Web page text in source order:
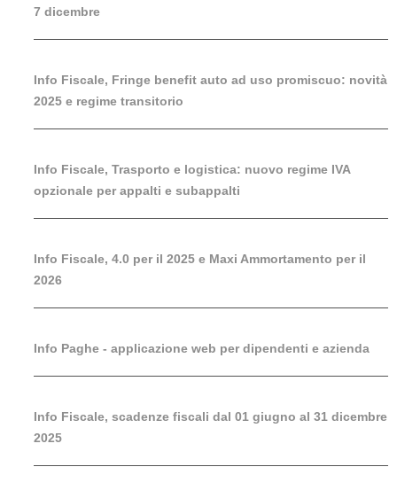
7 dicembre
Info Fiscale, Fringe benefit auto ad uso promiscuo: novità
2025 e regime transitorio
Info Fiscale, Trasporto e logistica: nuovo regime IVA
opzionale per appalti e subappalti
Info Fiscale, 4.0 per il 2025 e Maxi Ammortamento per il
2026
Info Paghe - applicazione web per dipendenti e azienda
Info Fiscale, scadenze fiscali dal 01 giugno al 31 dicembre
2025